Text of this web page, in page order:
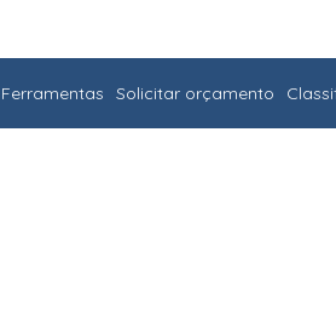
Ferramentas Solicitar orçamento